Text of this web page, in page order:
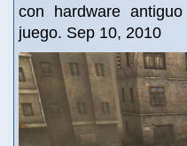
con hardware
juego. Sep 10, 2010